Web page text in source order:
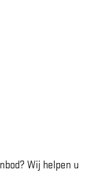
Wij helpen u